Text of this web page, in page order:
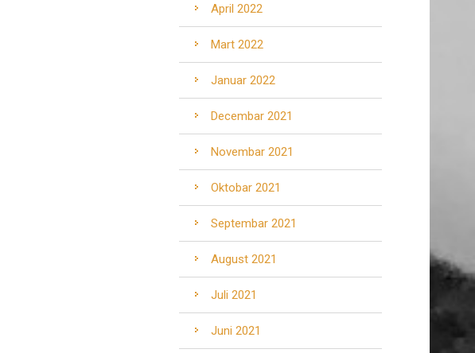
April 2022
Mart 2022
Januar 2022
Decembar 2021
Novembar 2021
Oktobar 2021
Septembar 2021
August 2021
Juli 2021
Juni 2021